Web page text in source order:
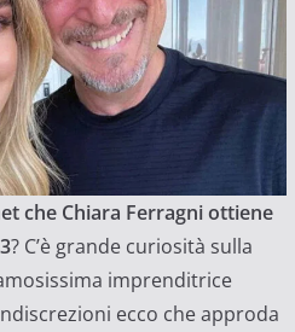
che Chiara Ferragni ottiene
? C’è grande curiosità sulla
imprenditrice
ecco che approda